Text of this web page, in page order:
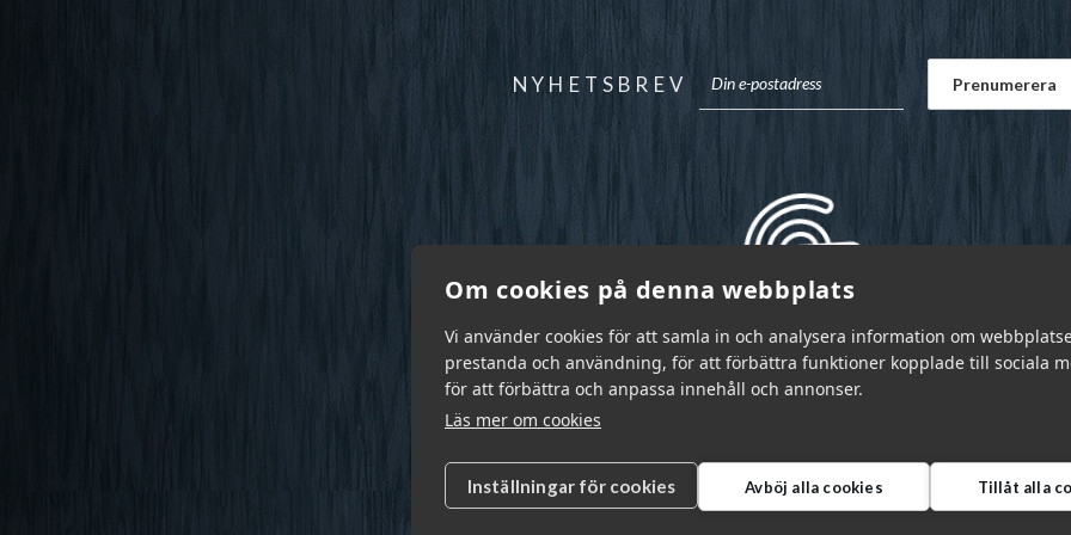
Om cookies på denna webbplats
Vi använder cookies för att samla in och analysera information om
prestanda och användning, för att förbättra funktioner kopplade till sociala
för att förbättra och anpassa innehåll och annonser.
Läs mer om cookies
Inställningar för cookies Avböj alla cookies Tillåt alla
NYHETSBREV
Garnr Sverige AB © 2026 | info@garnr.se 031 - 92